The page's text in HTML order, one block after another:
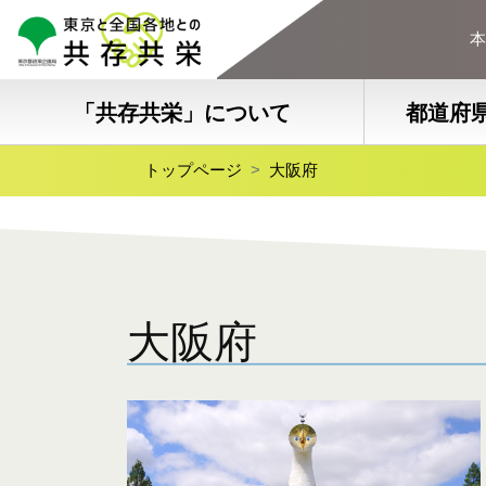
「共存共栄」について 都道府
トップページ 大阪府
大阪府